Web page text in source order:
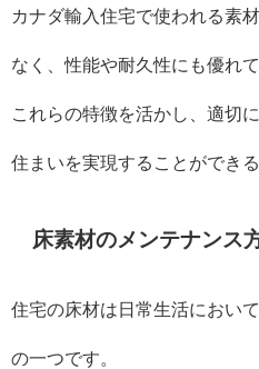
カナダ輸入住宅で使われる素
なく、性能や耐久性にも優れて
これらの特徴を活かし、適切
住まいを実現することができる
床素材のメンテナンス
住宅の床材は日常生活におい
の一つです。